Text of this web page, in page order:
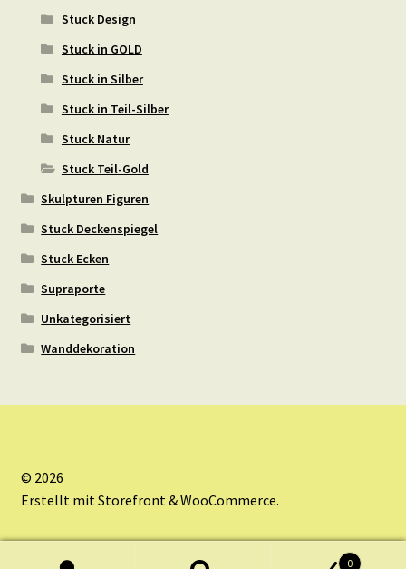
Stuck Design
Stuck in GOLD
Stuck in Silber
Stuck in Teil-Silber
Stuck Natur
Stuck Teil-Gold
Skulpturen Figuren
Stuck Deckenspiegel
Stuck Ecken
Supraporte
Unkategorisiert
Wanddekoration
© 2026
Erstellt mit Storefront & WooCommerce.
0